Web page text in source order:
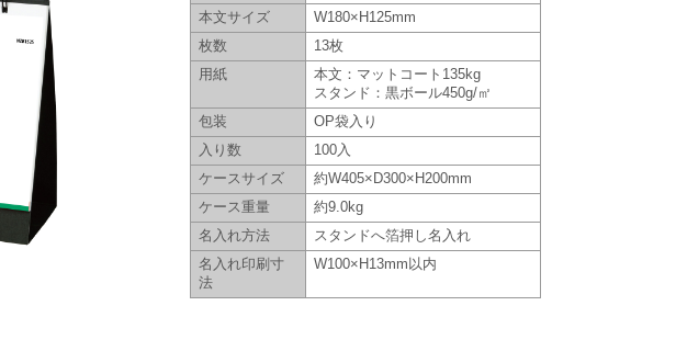
本文サイズ
W180×H125mm
枚数
13枚
用紙
本文：マットコート135kg
スタンド：黒ボール450g/㎡
包装
OP袋入り
入り数
100入
ケースサイズ
約W405×D300×H200mm
ケース重量
約9.0kg
名入れ方法
スタンドへ箔押し名入れ
名入れ印刷寸
法
W100×H13mm以内